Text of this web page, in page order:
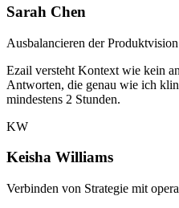
Sarah Chen
Ausbalancieren der
Ezail versteht Kontext wie kein
Antworten, die genau wie ich
mindestens 2 Stunden.
KW
Keisha Williams
Verbinden von Strategie mit